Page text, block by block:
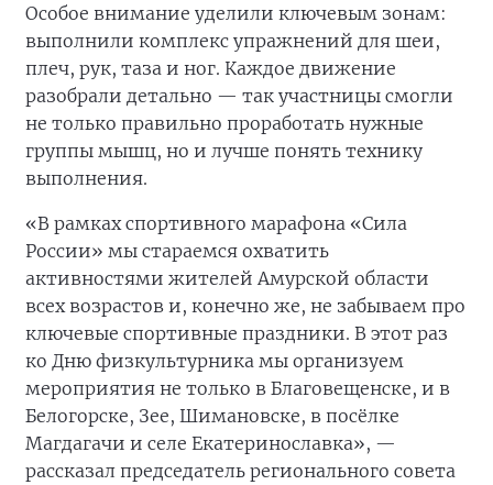
Особое внимание уделили ключевым зонам:
выполнили комплекс упражнений для шеи,
плеч, рук, таза и ног. Каждое движение
разобрали детально — так участницы смогли
не только правильно проработать нужные
группы мышц, но и лучше понять технику
выполнения.
«В рамках спортивного марафона «Сила
России» мы стараемся охватить
активностями жителей Амурской области
всех возрастов и, конечно же, не забываем про
ключевые спортивные праздники. В этот раз
ко Дню физкультурника мы организуем
мероприятия не только в Благовещенске, и в
Белогорске, Зее, Шимановске, в посёлке
Магдагачи и селе Екатеринославка», —
рассказал председатель регионального совета